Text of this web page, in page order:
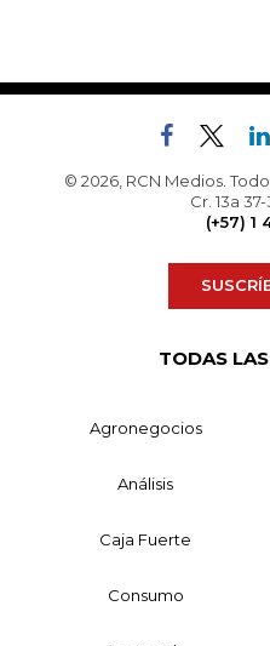
© 2026, RCN Medios.
Cr. 13a
(+57) 1
TODAS
Agronegocios
Análisis
Caja Fuerte
Consumo